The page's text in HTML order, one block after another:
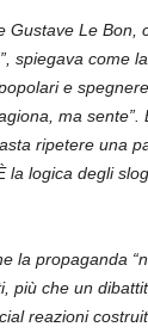
Gustave Le Bon,
spiegava come
e spegnere
ma sente”.
ripetere una
la logica degli
la propaganda
più che un
reazioni